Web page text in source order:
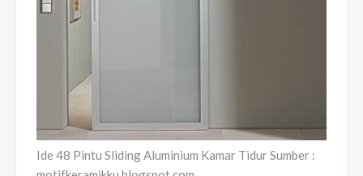
Ide 48 Pintu Sliding Aluminium Kamar Tidur Sumber :